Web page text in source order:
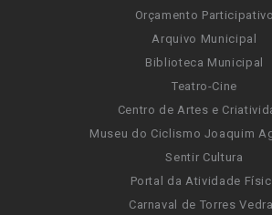
Orçamento Participativo
Arquivo Municipal
Biblioteca Municipal
Teatro-Cine
Centro de Artes e
Museu do Ciclismo Joaquim
Sentir Cultura
Portal da Atividade
Carnaval de Torres